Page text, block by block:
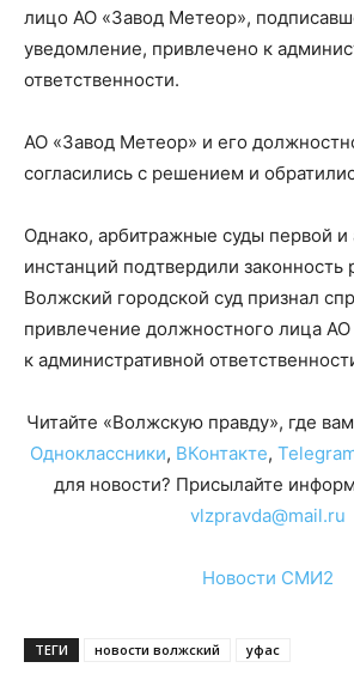
лицо АО «Завод Метеор»,
уведомление, привлечено к
ответственности.
АО «Завод Метеор» и его
согласились с решением и
Однако, арбитражные суды первой
инстанций подтвердили
Волжский городской суд признал
привлечение должностного лица
к административной
Читайте «Волжскую правду», где
Одноклассники, ВКонтакте,
для новости? Присылайте
vlzpravda@mail.ru
Новости СМИ2
ТЕГИ новости волжский уфас